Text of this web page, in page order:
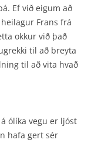
Ef við eigum að
Frans frá
okkur við það
til að breyta
til að vita hvað
ólíka vegu er ljóst
hafa gert sér